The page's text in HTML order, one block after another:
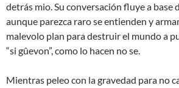
detrás mio. Su conversación fluye a base
aunque parezca raro se entienden y
malevolo plan para destruir el mundo a
“si gûevon”, como lo hacen no se.
Mientras peleo con la gravedad para no